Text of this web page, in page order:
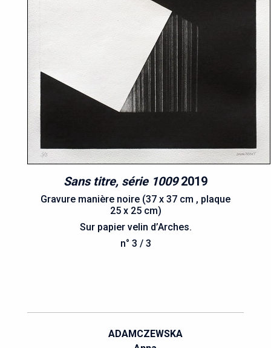
Sans titre, série 10092019
Gravure manière noire (37 x 37 cm , plaque
25 x 25 cm)
Sur papier velin d’Arches.
n° 3 / 3
ADAMCZEWSKA